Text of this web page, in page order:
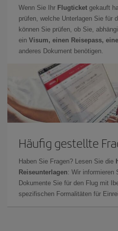
Wenn Sie Ihr Flugticket gekauft
prüfen, welche Unterlagen Sie für
können Sie prüfen, ob Sie,
ein Visum, einen Reisepass,
anderes Dokument benötigen.
Häufig gestellte
Haben Sie Fragen? Lesen Sie die
Reiseunterlagen: Wir informieren
Dokumente Sie für den Flug mit
spezifischen Formalitäten für